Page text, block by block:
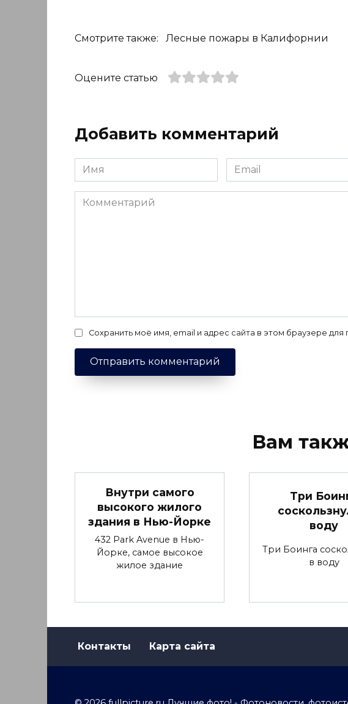
Смотрите также: Лесные пожары в Калифорнии
Оцените статью
Добавить комментарий
Имя
*
Email
*
Комментарий
Сохранить моё имя, email и адрес сайта в этом браузере
Вам
Внутри самого
высокого жилого
здания в Нью-Йорке
432 Park Avenue в Нью-
Йорке, самое высокое
жилое здание
Три
воду
Три Боинга
в воду
Контакты Карта сайта